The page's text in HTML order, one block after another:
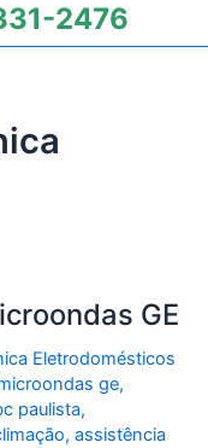
2476
GE
Eletrodomésticos
ge,
paulista,
,assistência